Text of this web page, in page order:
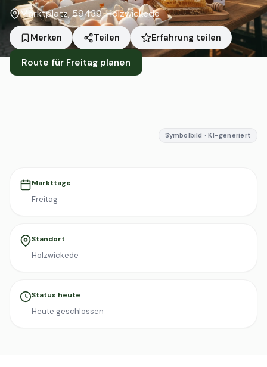
Marktplatz, 59439, Holzwickede
Merken Teilen Erfahrung teilen
Route für Freitag planen
Symbolbild · KI-generiert
Markttage
Freitag
Standort
Holzwickede
Status heute
Heute geschlossen